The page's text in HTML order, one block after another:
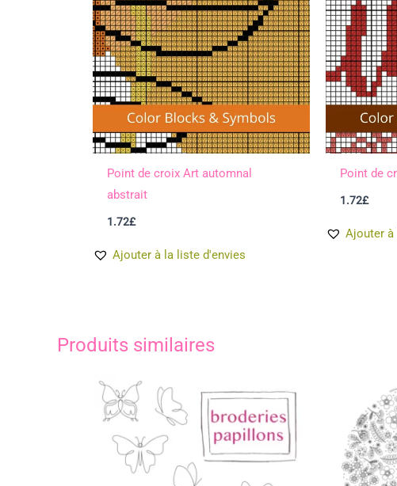
Point de croix Art automnal
abstrait
1.72£
Ajouter à la liste d'envies
Point de
1.72£
Ajouter à
Produits similaires